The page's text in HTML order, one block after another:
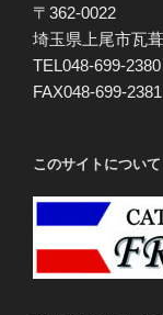
〒362-0022
埼玉県上尾市瓦
TEL048-699-2380
FAX048-699-2381
このサイトについて